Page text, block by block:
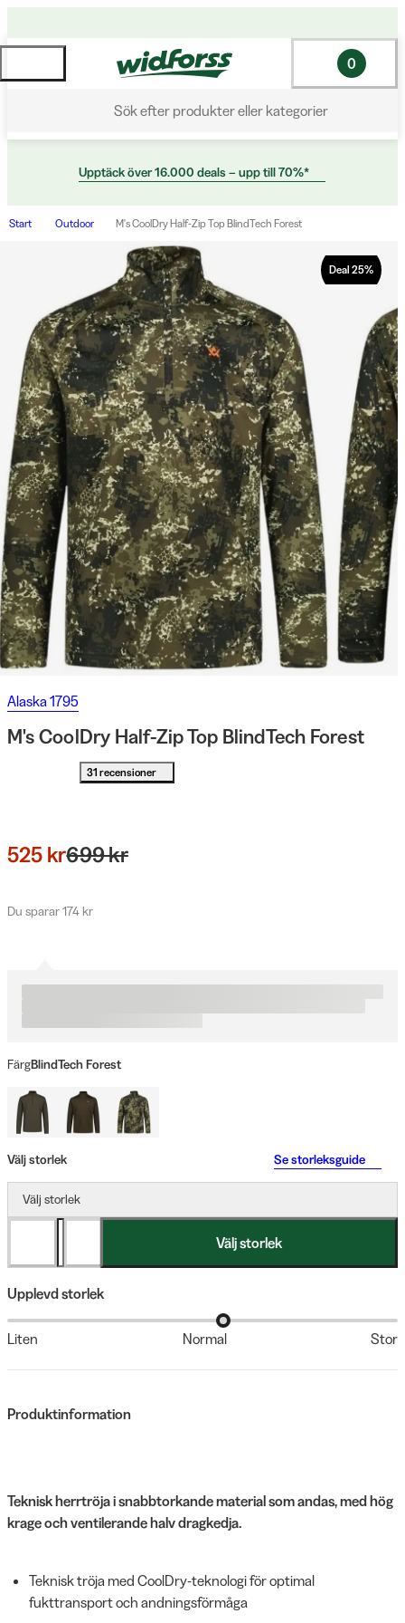
Sök efter produkter eller kategorier
0
Upptäck över 16.000 deals – upp till 70%*
Start Outdoor M's CoolDry Half-Zip Top BlindTech Forest
Deal 25%
Alaska 1795
M's CoolDry Half-Zip Top BlindTech Forest
31 recensioner
525 kr699 kr
Du sparar 174 kr
FärgBlindTech Forest
Välj storlek Se storleksguide
Välj storlek
Välj storlek
Upplevd storlek
Liten Normal Stor
Produktinformation
Teknisk herrtröja i snabbtorkande material som andas, med hög
krage och ventilerande halv dragkedja.
Teknisk tröja med CoolDry-teknologi för optimal
fukttransport och andningsförmåga